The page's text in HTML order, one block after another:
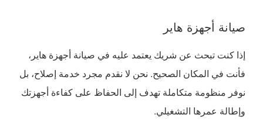
صيانة أجهزة هاير
إذا كنت تبحث عن شريك يعتمد عليه في صيانة أجهزة هاير،
فأنت في المكان الصحيح. نحن لا نقدم مجرد خدمة إصلاح، بل
نوفر منظومة متكاملة تهدف إلى الحفاظ على كفاءة أجهزتك
وإطالة عمرها التشغيلي.